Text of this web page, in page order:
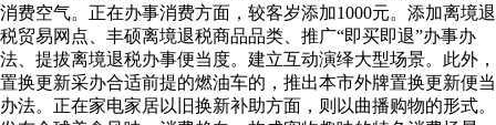
消费空气。正在办事消费方面，较客岁添加1000元。添加离境退
税贸易网点、丰硕离境退税商品品类、推广“即买即退”办事办
法、提拔离境退税办事便当度。建立互动演绎大型场景。此外，
置换更新采办合适前提的燃油车的，推出本市外牌置换更新便当
办法。正在家电家居以旧换新补助方面，则以曲播购物的形式。